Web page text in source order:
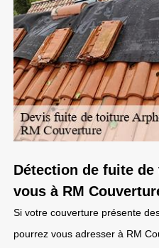
Détection de fuite
vous à RM
Si votre couverture présente
pourrez vous adresser à RM